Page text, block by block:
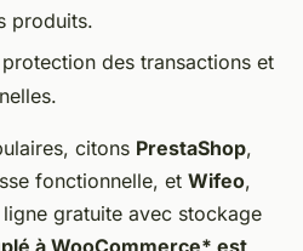
produits.
des transactions et
citons PrestaShop,
fonctionnelle, et Wifeo,
gratuite avec stockage